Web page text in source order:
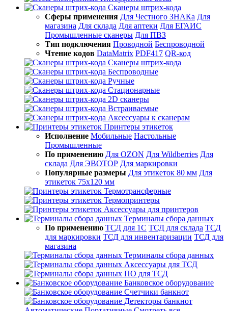
Сканеры штрих-кода
Сферы применения Для Честного ЗНАКа Для
магазина Для склада Для аптеки Для ЕГАИС
Промышленные сканеры Для ПВЗ
Тип подключения Проводной Беспроводной
Чтение кодов DataMatrix PDF417 QR-код
Сканеры штрих-кода
Беспроводные
Ручные
Стационарные
2D сканеры
Встраиваемые
Аксессуары к сканерам
Принтеры этикеток
Исполнение Мобильные Настольные
Промышленные
По применению Для OZON Для Wildberries Для
склада Для ЭВОТОР Для маркировки
Популярные размеры Для этикеток 80 мм Для
этикеток 75х120 мм
Термотрансферные
Термопринтеры
Аксессуары для принтеров
Терминалы сбора данных
По применению ТСД для 1С ТСД для склада ТСД
для маркировки ТСД для инвентаризации ТСД для
магазина
Терминалы сбора данных
Аксессуары для ТСД
ПО для ТСД
Банковское оборудование
Счетчики банкнот
Детекторы банкнот